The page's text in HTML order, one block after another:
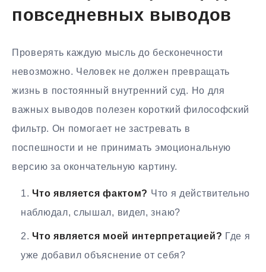
повседневных выводов
Проверять каждую мысль до бесконечности
невозможно. Человек не должен превращать
жизнь в постоянный внутренний суд. Но для
важных выводов полезен короткий философский
фильтр. Он помогает не застревать в
поспешности и не принимать эмоциональную
версию за окончательную картину.
Что является фактом? Что я действительно
наблюдал, слышал, видел, знаю?
Что является моей интерпретацией? Где я
уже добавил объяснение от себя?